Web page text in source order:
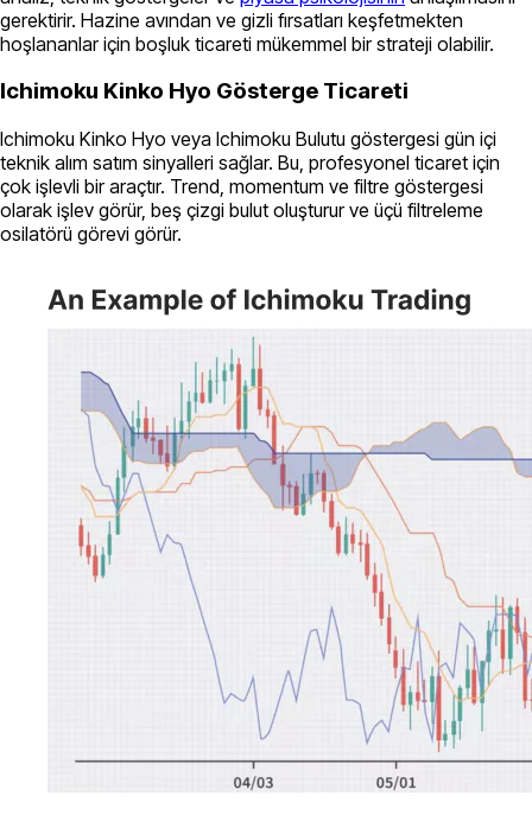
gerektirir. Hazine avından ve gizli fırsatları keşfetmekten
hoşlananlar için boşluk ticareti mükemmel bir strateji olabilir.
Ichimoku Kinko Hyo Gösterge Ticareti
Ichimoku Kinko Hyo veya Ichimoku Bulutu göstergesi gün içi
teknik alım satım sinyalleri sağlar. Bu, profesyonel ticaret için
çok işlevli bir araçtır. Trend, momentum ve filtre göstergesi
olarak işlev görür, beş çizgi bulut oluşturur ve üçü filtreleme
osilatörü görevi görür.